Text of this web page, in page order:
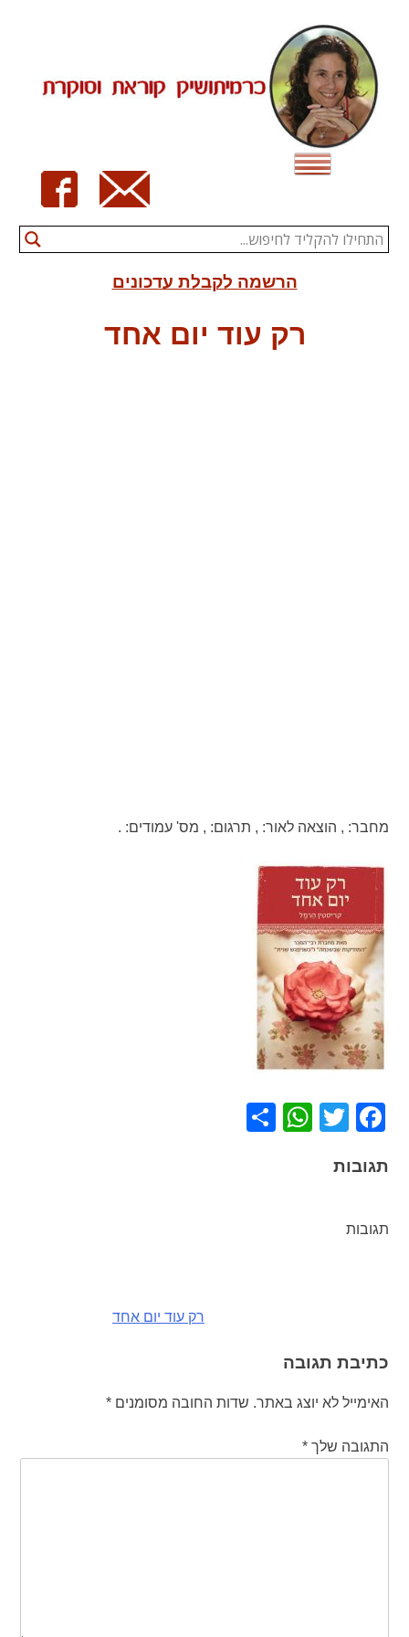
content
הרשמה לקבלת עדכונים
רק עוד יום אחד
מחבר: , הוצאה לאור: , תרגום: , מס' עמודים: .
Facebook
Twitter
WhatsApp
תגובות
תגובות
רק עוד יום אחד
כתיבת תגובה
האימייל לא יוצג באתר. שדות החובה מסומנים*
התגובה שלך*